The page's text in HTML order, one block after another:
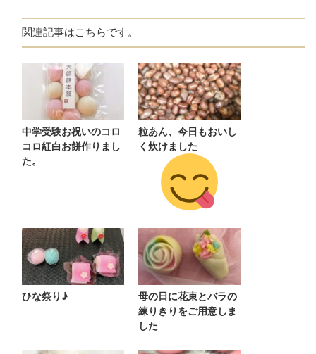
関連記事はこちらです。
中学受験お祝いのコロ
コロ紅白お餅作りまし
た。
粒あん、今日もおいし
く炊けました
ひな祭り♪
母の日に花束とバラの
練りきりをご用意しま
した